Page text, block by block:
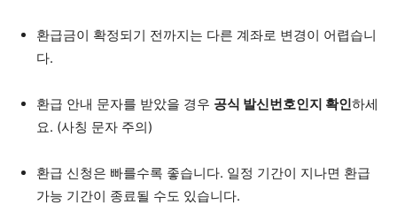
환급금이 확정되기 전까지는 다른 계좌로 변경이 어렵습니
다.
환급 안내 문자를 받았을 경우 공식 발신번호인지 확인하세
요. (사칭 문자 주의)
환급 신청은 빠를수록 좋습니다. 일정 기간이 지나면 환급
가능 기간이 종료될 수도 있습니다.